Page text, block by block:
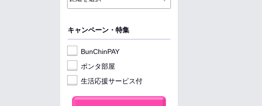
キャンペーン・特集
BunChinPAY
ポンタ部屋
生活応援サービス付